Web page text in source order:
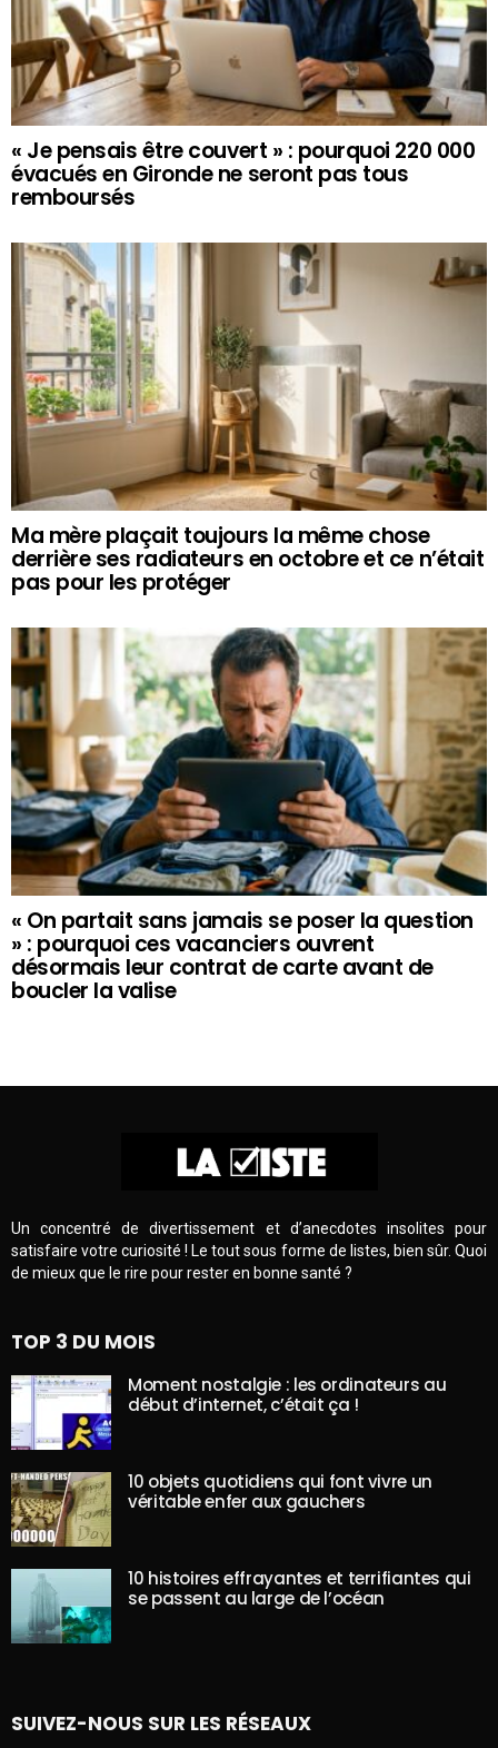
« Je pensais être couvert » : pourquoi 220 000
évacués en Gironde ne seront pas tous
remboursés
Ma mère plaçait toujours la même chose
derrière ses radiateurs en octobre et ce n’était
pas pour les protéger
« On partait sans jamais se poser la question
» : pourquoi ces vacanciers ouvrent
désormais leur contrat de carte avant de
boucler la valise
Un concentré de divertissement et d’anecdotes insolites pour
satisfaire votre curiosité ! Le tout sous forme de listes, bien sûr. Quoi
de mieux que le rire pour rester en bonne santé ?
TOP 3 DU MOIS
Moment nostalgie : les ordinateurs au
début d’internet, c’était ça !
10 objets quotidiens qui font vivre un
véritable enfer aux gauchers
10 histoires effrayantes et terrifiantes qui
se passent au large de l’océan
SUIVEZ-NOUS SUR LES RÉSEAUX